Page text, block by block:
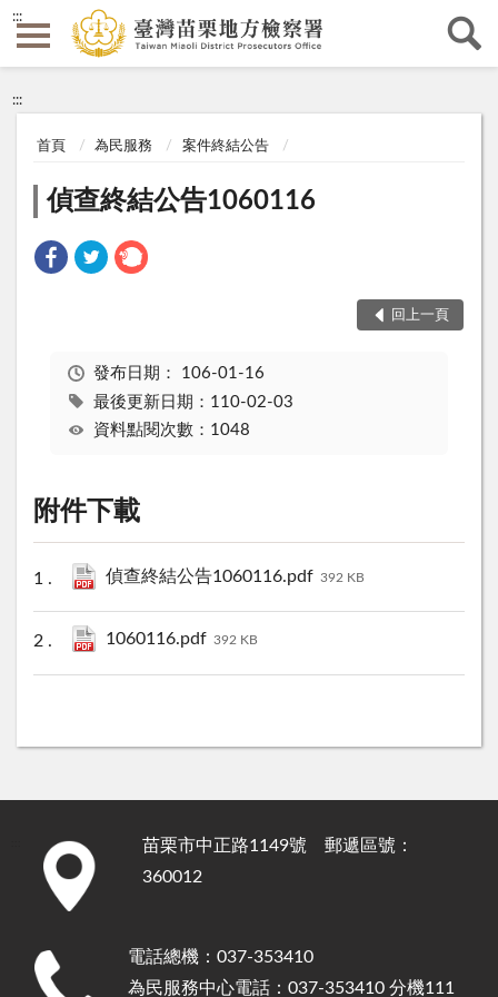
:::
:::
首頁 為民服務 案件終結公告
偵查終結公告1060116
回上一頁
發布日期： 106-01-16
最後更新日期：110-02-03
資料點閱次數：1048
附件下載
偵查終結公告1060116.pdf 392 KB
1060116.pdf 392 KB
苗栗市中正路1149號 郵遞區號：
360012
電話總機：037-353410
為民服務中心電話：037-353410 分機111